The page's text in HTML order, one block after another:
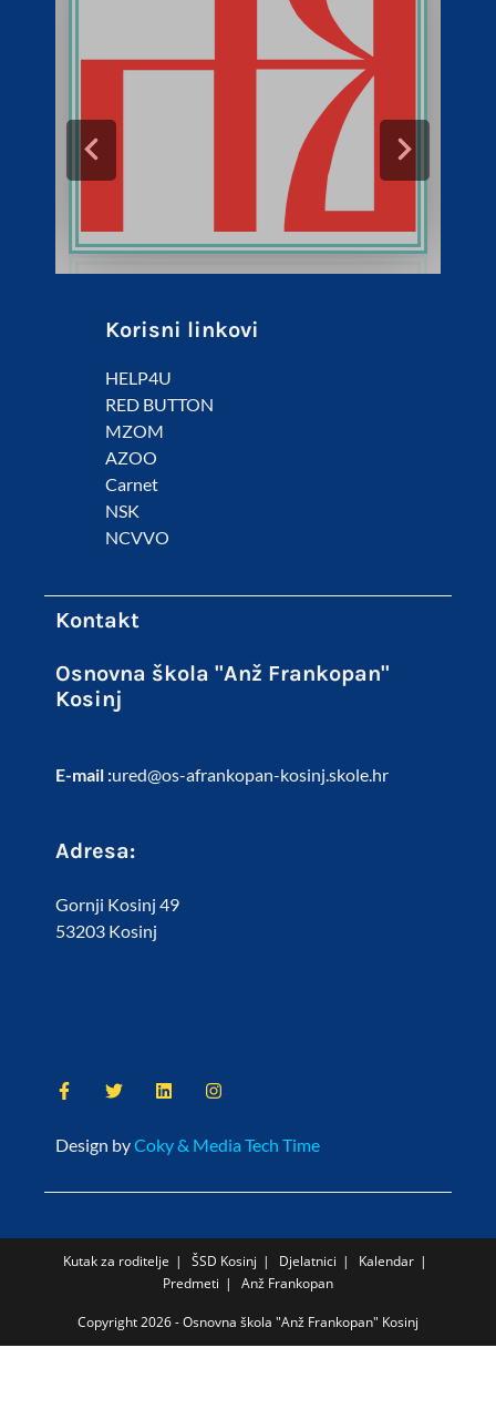
Korisni linkovi
HELP4U
RED BUTTON
MZOM
AZOO
Carnet
NSK
NCVVO
Kontakt
Osnovna škola "Anž Frankopan"
Kosinj
E-mail :ured@os-afrankopan-kosinj.skole.hr
Adresa:
Gornji Kosinj 49
53203 Kosinj
Design byCoky & Media Tech Time
Kutak za roditelje ŠSD Kosinj Djelatnici
Kalendar
Predmeti
Anž Frankopan
Copyright 2026 - Osnovna škola "Anž Frankopan" Kosinj